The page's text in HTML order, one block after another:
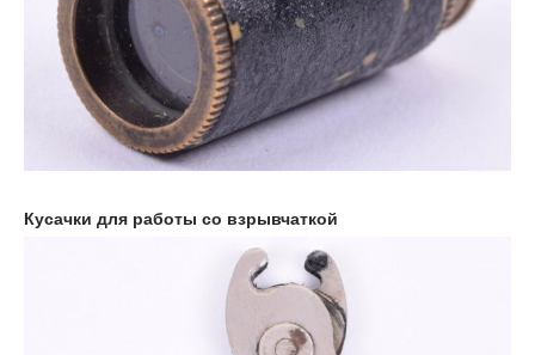
Кусачки для работы со взрывчаткой